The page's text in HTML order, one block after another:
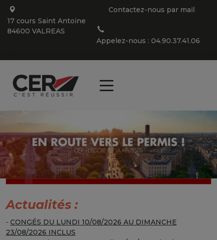
Panneau de gestion des cookies
17 cours Saint Antoine
84600 VALREAS
Contactez-nous par mail
Appelez-nous : 04.90.37.41.06
Actualités :
- CONGÉS DU LUNDI 10/08/2026 AU DIMANCHE
23/08/2026 INCLUS